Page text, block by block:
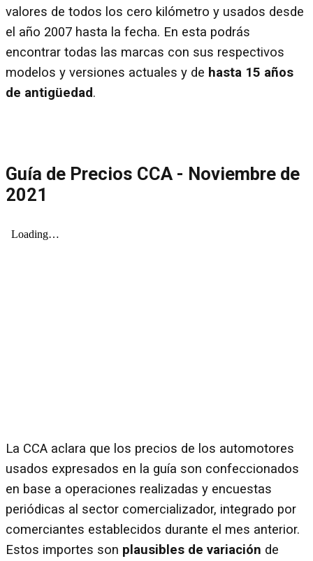
valores de todos los cero kilómetro y usados desde
el año 2007 hasta la fecha. En esta podrás
encontrar todas las marcas con sus respectivos
modelos y versiones actuales y de hasta 15 años
de antigüedad.
Guía de Precios CCA - Noviembre de
2021
La CCA aclara que los precios de los automotores
usados expresados en la guía son confeccionados
en base a operaciones realizadas y encuestas
periódicas al sector comercializador, integrado por
comerciantes establecidos durante el mes anterior.
Estos importes son plausibles de variación de